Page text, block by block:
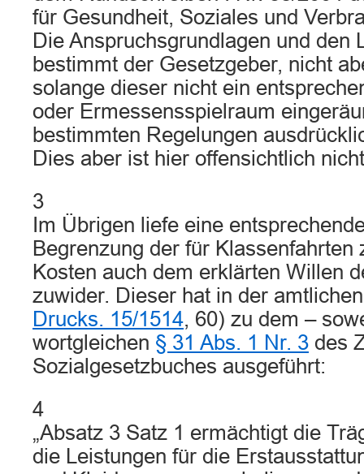
für Gesundheit, Soziales und
Die Anspruchsgrundlagen und den
bestimmt der Gesetzgeber, nicht
solange dieser nicht ein
oder Ermessensspielraum
bestimmten Regelungen
Dies aber ist hier offensichtlich
3
Im Übrigen liefe eine
Begrenzung der für Klassenfahrten
Kosten auch dem erklärten Willen
zuwider. Dieser hat in der
Drucks. 15/1514, 60) zu dem –
wortgleichen § 31 Abs. 1 Nr. 3 des
Sozialgesetzbuches ausgeführt:
4
„Absatz 3 Satz 1 ermächtigt die
die Leistungen für die